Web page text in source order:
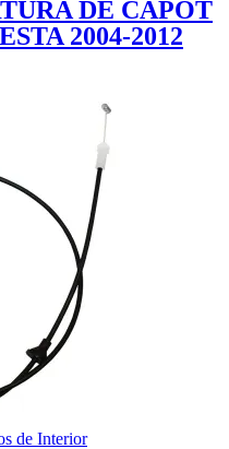
DE CAPOT
2004-2012
de Interior